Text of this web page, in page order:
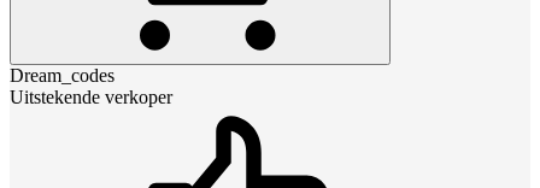
Dream_codes
Uitstekende verkoper